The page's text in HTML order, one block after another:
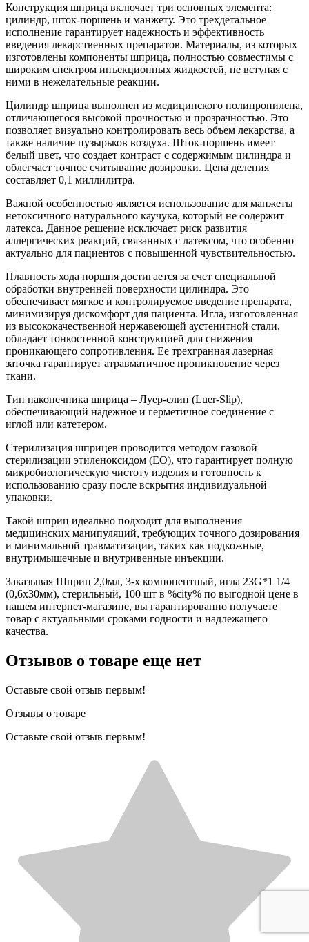
Конструкция шприца включает три основных элемента:
цилиндр, шток-поршень и манжету. Это трехдетальное
исполнение гарантирует надежность и эффективность
введения лекарственных препаратов. Материалы, из которых
изготовлены компоненты шприца, полностью совместимы с
широким спектром инъекционных жидкостей, не вступая с
ними в нежелательные реакции.
Цилиндр шприца выполнен из медицинского полипропилена,
отличающегося высокой прочностью и прозрачностью. Это
позволяет визуально контролировать весь объем лекарства, а
также наличие пузырьков воздуха. Шток-поршень имеет
белый цвет, что создает контраст с содержимым цилиндра и
облегчает точное считывание дозировки. Цена деления
составляет 0,1 миллилитра.
Важной особенностью является использование для манжеты
нетоксичного натурального каучука, который не содержит
латекса. Данное решение исключает риск развития
аллергических реакций, связанных с латексом, что особенно
актуально для пациентов с повышенной чувствительностью.
Плавность хода поршня достигается за счет специальной
обработки внутренней поверхности цилиндра. Это
обеспечивает мягкое и контролируемое введение препарата,
минимизируя дискомфорт для пациента. Игла, изготовленная
из высококачественной нержавеющей аустенитной стали,
обладает тонкостенной конструкцией для снижения
проникающего сопротивления. Ее трехгранная лазерная
заточка гарантирует атравматичное проникновение через
ткани.
Тип наконечника шприца – Луер-слип (Luer-Slip),
обеспечивающий надежное и герметичное соединение с
иглой или катетером.
Стерилизация шприцев проводится методом газовой
стерилизации этиленоксидом (ЕО), что гарантирует полную
микробиологическую чистоту изделия и готовность к
использованию сразу после вскрытия индивидуальной
упаковки.
Такой шприц идеально подходит для выполнения
медицинских манипуляций, требующих точного дозирования
и минимальной травматизации, таких как подкожные,
внутримышечные и внутривенные инъекции.
Заказывая Шприц 2,0мл, 3-х компонентный, игла 23G*1 1/4
(0,6х30мм), стерильный, 100 шт в %city% по выгодной цене в
нашем интернет-магазине, вы гарантированно получаете
товар с актуальными сроками годности и надлежащего
качества.
Отзывов о товаре еще нет
Оставьте свой отзыв первым!
Отзывы о товаре
Оставьте свой отзыв первым!